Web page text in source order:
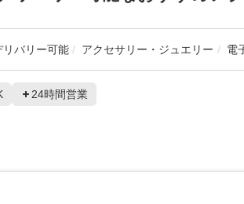
リバリー可能 アクセサリー・ジュエリー 電
24時間営業